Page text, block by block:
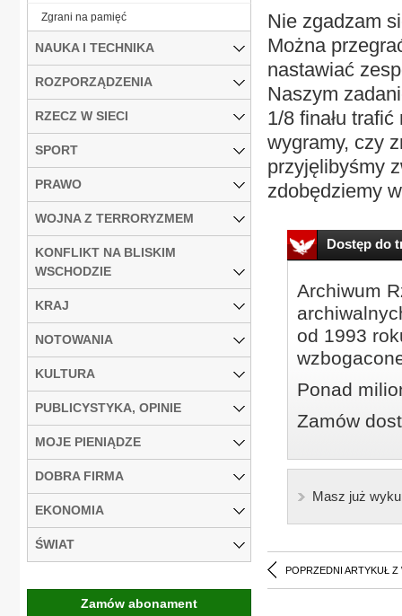
Nie zgadzam
Można
nastawiać
Naszym
1/8 finału
wygramy, czy
przyjęlibyśmy
zdobędziemy
Dostęp do
Archiwum
od 1993
Ponad
Zamów
Masz już
POPRZEDNI ARTYKUŁ Z
Zgrani na pamięć
NAUKA I TECHNIKA
ROZPORZĄDZENIA
RZECZ W SIECI
SPORT
PRAWO
WOJNA Z TERRORYZMEM
KONFLIKT NA BLISKIM
WSCHODZIE
KRAJ
NOTOWANIA
KULTURA
PUBLICYSTYKA, OPINIE
MOJE PIENIĄDZE
DOBRA FIRMA
EKONOMIA
ŚWIAT
Zamów abonament